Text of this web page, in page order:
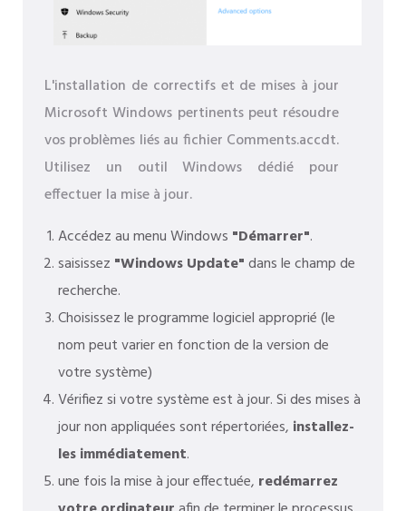
L'installation de correctifs et de mises à jour
Microsoft Windows pertinents peut résoudre
vos problèmes liés au fichier Comments.accdt.
Utilisez un outil Windows dédié pour
effectuer la mise à jour.
Accédez au menu Windows "Démarrer".
saisissez "Windows Update"dans le champ de
recherche.
Choisissez le programme logiciel approprié (le
nom peut varier en fonction de la version de
votre système)
Vérifiez si votre système est à jour. Si des mises à
jour non appliquées sont répertoriées, installez-
les immédiatement.
une fois la mise à jour effectuée, redémarrez